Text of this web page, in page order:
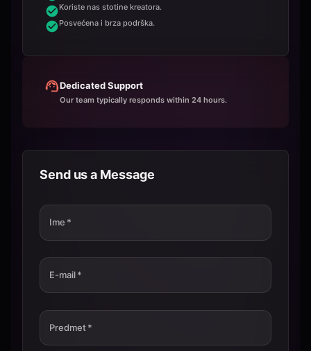
Koriste nas stotine kreatora.
Posvećena i brza podrška.
Dedicated Support
Our team typically responds within 24 hours.
Send us a Message
Ime *
E-mail*
Predmet*